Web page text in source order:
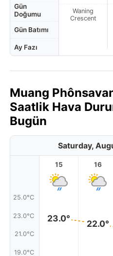
Gün
Doğumu
Gün Batımı
Ay Fazı
Waning
Crescent
Muang
Saatlik Hava
Bugün
Saturday,
25.0°C
23.0°C
21.0°C
19.0°C
15
23.0°
16
22.0°